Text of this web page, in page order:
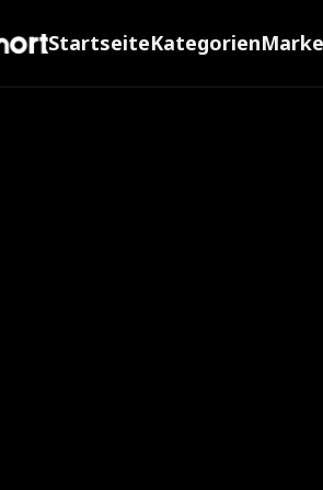
StartseiteKategorienMarke